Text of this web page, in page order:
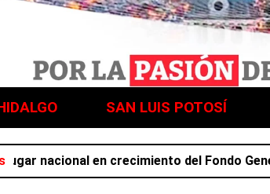
SAN LUIS POTOSÍ
nacional en crecimiento del Fondo General